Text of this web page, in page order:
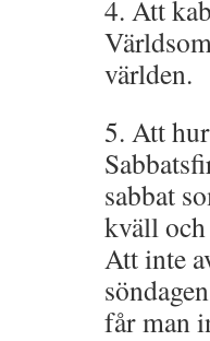
4. Att
världen.
5. Att
sabbat
kväll
Att inte
får man